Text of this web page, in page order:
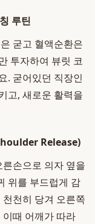
루틴
굳고 혈액순환은
투자하여 뷰릿 코
. 굳어있던 직장인
고, 새로운 활력을
Release)
손으로 의자 옆을
위를 부드럽게 감
천히 당겨 오른쪽
때 어깨가 따라